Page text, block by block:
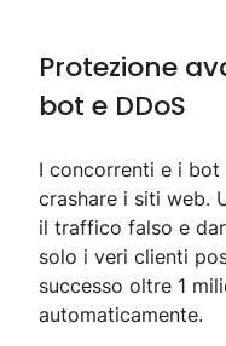
Protezione
bot e DDoS
I concorrenti e i
crashare i siti web.
il traffico falso e
solo i veri clienti
successo oltre 1
automaticamente.